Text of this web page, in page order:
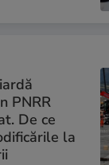
PNRR
De ce
la